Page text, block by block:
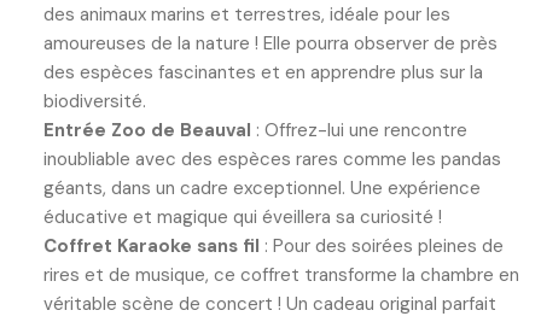
des animaux marins et terrestres, idéale pour les
amoureuses de la nature ! Elle pourra observer de près
des espèces fascinantes et en apprendre plus sur la
biodiversité.
Entrée Zoo de Beauval : Offrez-lui une rencontre
inoubliable avec des espèces rares comme les pandas
géants, dans un cadre exceptionnel. Une expérience
éducative et magique qui éveillera sa curiosité !
Coffret Karaoke sans fil : Pour des soirées pleines de
rires et de musique, ce coffret transforme la chambre en
véritable scène de concert ! Un cadeau original parfait